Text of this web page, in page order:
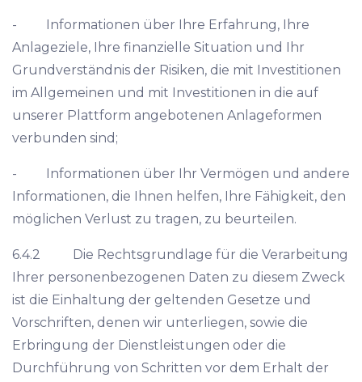
- Informationen über Ihre Erfahrung, Ihre
Anlageziele, Ihre finanzielle Situation und Ihr
Grundverständnis der Risiken, die mit Investitionen
im Allgemeinen und mit Investitionen in die auf
unserer Plattform angebotenen Anlageformen
verbunden sind;
- Informationen über Ihr Vermögen und andere
Informationen, die Ihnen helfen, Ihre Fähigkeit, den
möglichen Verlust zu tragen, zu beurteilen.
6.4.2 Die Rechtsgrundlage für die Verarbeitung
Ihrer personenbezogenen Daten zu diesem Zweck
ist die Einhaltung der geltenden Gesetze und
Vorschriften, denen wir unterliegen, sowie die
Erbringung der Dienstleistungen oder die
Durchführung von Schritten vor dem Erhalt der